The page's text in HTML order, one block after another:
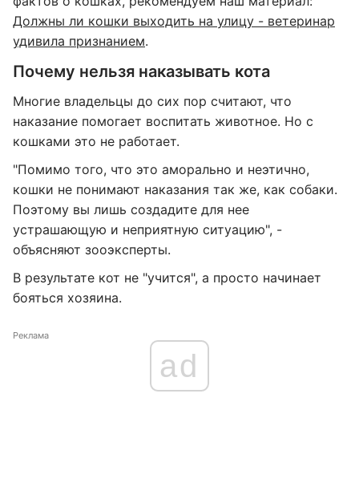
Должны ли кошки выходить на улицу - ветеринар
удивила признанием.
Почему нельзя наказывать кота
Многие владельцы до сих пор считают, что
наказание помогает воспитать животное. Но с
кошками это не работает.
"Помимо того, что это аморально и неэтично,
кошки не понимают наказания так же, как собаки.
Поэтому вы лишь создадите для нее
устрашающую и неприятную ситуацию", -
объясняют зооэксперты.
В результате кот не "учится", а просто начинает
бояться хозяина.
Реклама
ad